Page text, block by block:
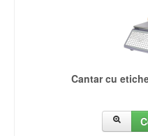
Cantar cu